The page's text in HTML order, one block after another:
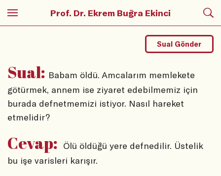
Prof. Dr. Ekrem Buğra Ekinci
Sual: Babam öldü. Amcalarım memlekete
götürmek, annem ise ziyaret edebilmemiz için
burada defnetmemizi istiyor. Nasıl hareket
etmelidir?
Sual Gönder
Cevap: Ölü öldüğü yere defnedilir. Üstelik
bu işe varisleri karışır.